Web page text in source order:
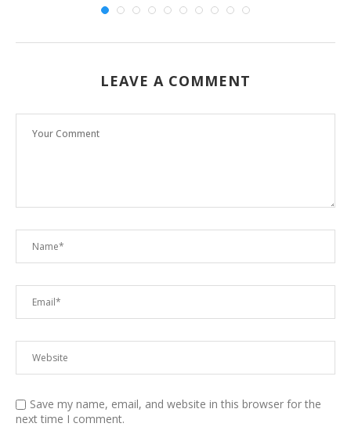
LEAVE A COMMENT
Save my name, email, and website in this browser for the
next time I comment.